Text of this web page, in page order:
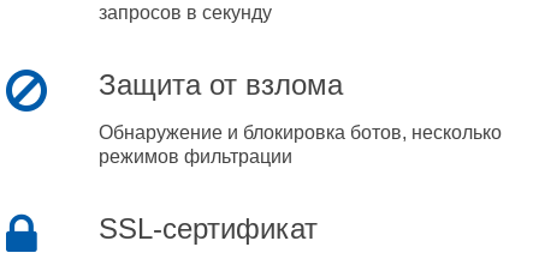
запросов в секунду
Защита от взлома
Обнаружение и блокировка ботов, несколько
режимов фильтрации
SSL-сертификат